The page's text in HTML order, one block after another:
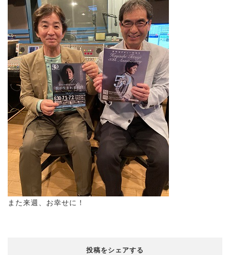
また来週、お幸せに！
投稿をシェアする